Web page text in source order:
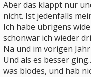
Aber das klappt nur
nicht. Ist jedenfalls
Ich habe übrigens
schonwar ich wieder
Na und im vorigen
Und als es besser
was blödes, und hab